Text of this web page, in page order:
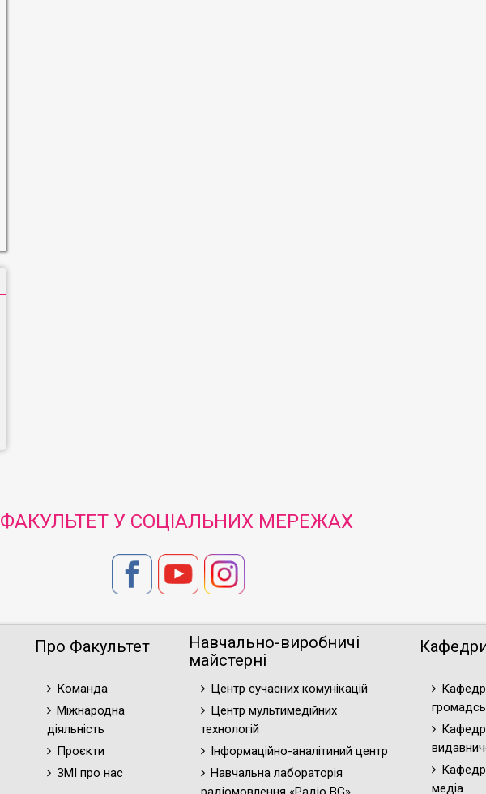
ФАКУЛЬТЕТ У СОЦІАЛЬНИХ МЕРЕЖАХ
Про Факультет
Команда
Міжнародна
діяльність
Проєкти
ЗМІ про нас
Навчально-виробничі
майстерні
Центр сучасних комунікацій
Центр мультимедійних
технологій
Інформаційно-аналітиний центр
Навчальна лабораторія
медіа